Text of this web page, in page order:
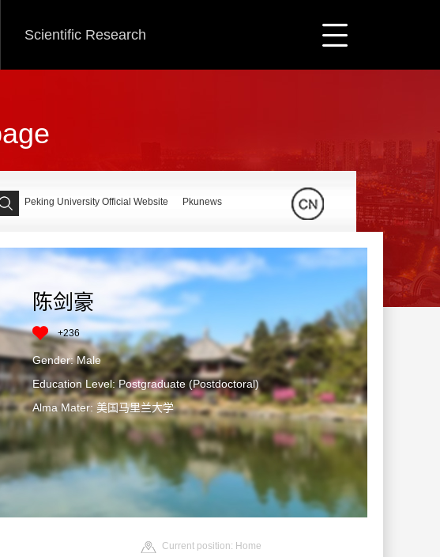
Scientific Research
Peking University Official Website Pkunews
陈剑豪
+236
Gender: Male
Education Level: Postgraduate (Postdoctoral)
Alma Mater: 美国马里兰大学
Current position: Home